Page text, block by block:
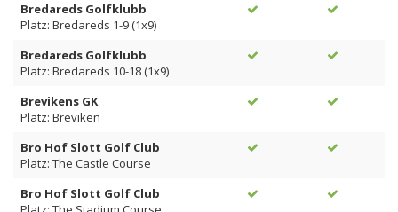
Bredareds Golfklubb
Platz: Bredareds 1-9 (1x9)
Bredareds Golfklubb
Platz: Bredareds 10-18 (1x9)
Brevikens GK
Platz: Breviken
Bro Hof Slott Golf Club
Platz: The Castle Course
Bro Hof Slott Golf Club